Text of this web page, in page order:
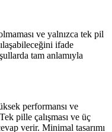
ve yalnızca tek pil
ifade
tam anlamıyla
performansı ve
pille çalışması ve üç
verir. Minimal tasarımı